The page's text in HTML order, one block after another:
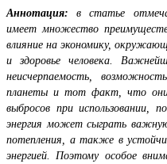
Аннотация: в статье
имеет множество
влияние на экономику,
и здоровье человека.
неисчерпаемость,
планеты и тот факт, что они
выбросов при использовании,
энергия может сыграть
потепления, а также в
энергией. Поэтому особое